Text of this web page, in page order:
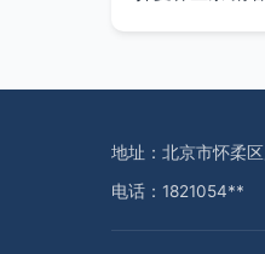
地址：北京市怀柔
电话：1821054**